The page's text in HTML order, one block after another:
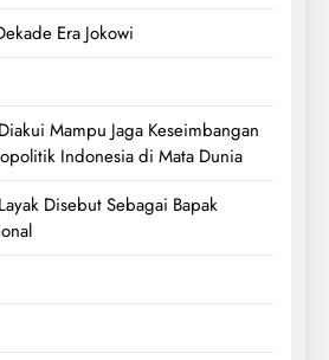
Era Jokowi
Mampu Jaga Keseimbangan
Indonesia di Mata Dunia
Disebut Sebagai Bapak